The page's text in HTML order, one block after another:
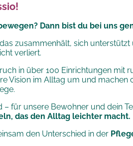
Dann bist du bei uns
zusammenhält, sich unterstützt
verliert.
in über 100 Einrichtungen mit
Vision im Alltag um und machen
für unsere Bewohner und dein
das den Alltag leichter macht.
den Unterschied in der